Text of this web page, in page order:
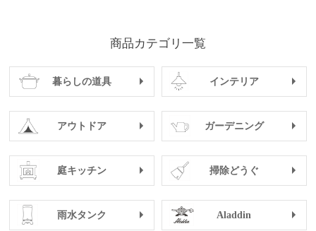
商品カテゴリ一覧
暮らしの道具 インテリア
アウトドア ガーデニング
庭キッチン 掃除どうぐ
雨水タンク Aladdin